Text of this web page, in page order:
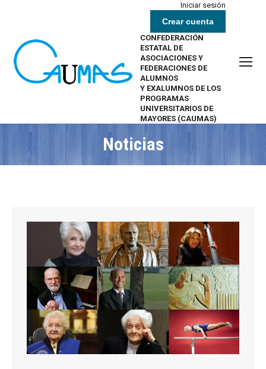
Iniciar sesión
Crear cuenta
CONFEDERACIÓN
ESTATAL DE
ASOCIACIONES Y
FEDERACIONES DE
ALUMNOS
Y EXALUMNOS DE LOS
PROGRAMAS
UNIVERSITARIOS DE
MAYORES (CAUMAS)
Noticias
Estás aquí: